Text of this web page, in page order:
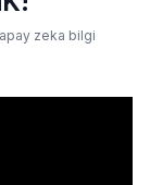
zeka bilgi